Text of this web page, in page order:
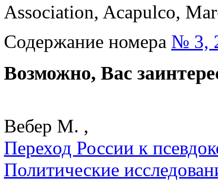
Association, Acapulco,
Содержание номера № 3,
Возможно, Вас
Вебер М. ,
Переход России к
Политические